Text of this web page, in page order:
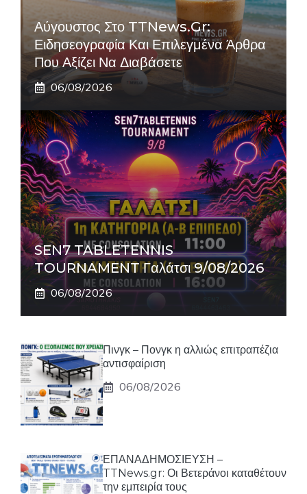
Αύγουστος Στο TTNews.gr:
Ειδησεογραφία Και Επιλεγμένα Άρθρα
Που Αξίζει Να Διαβάσετε
06/08/2026
SEN7 TABLETENNIS
TOURNAMENT Γαλάτσι 9/08/2026
06/08/2026
Πινγκ – Πονγκ η αλλιώς επιτραπέζια
αντισφαίριση
06/08/2026
ΕΠΑΝΑΔΗΜΟΣΙΕΥΣΗ –
TTNews.gr: Οι Βετεράνοι καταθέτουν
την εμπειρία τους